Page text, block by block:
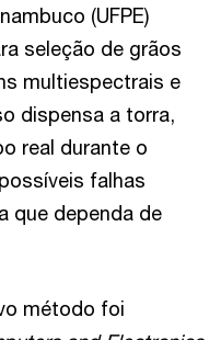
(UFPE)
seleção de grãos
multiespectrais e
dispensa a torra,
real durante o
falhas
que dependa de
método foi